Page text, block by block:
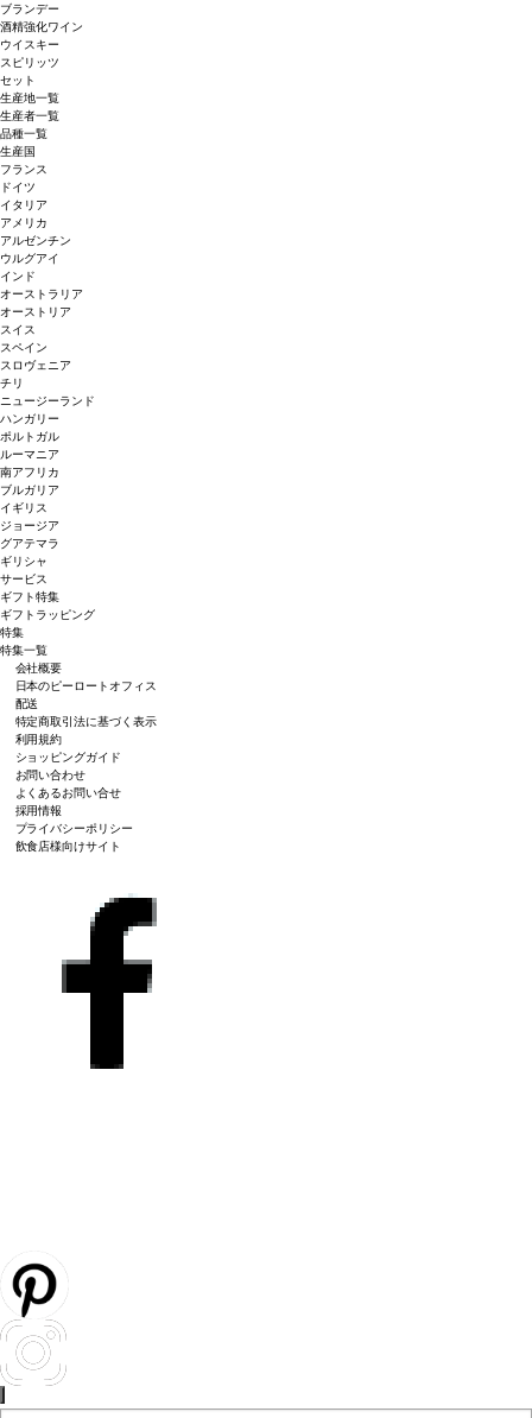
ブランデー
酒精強化ワイン
ウイスキー
スピリッツ
セット
生産地一覧
生産者一覧
品種一覧
生産国
フランス
ドイツ
イタリア
アメリカ
アルゼンチン
ウルグアイ
インド
オーストラリア
オーストリア
スイス
スペイン
スロヴェニア
チリ
ニュージーランド
ハンガリー
ポルトガル
ルーマニア
南アフリカ
ブルガリア
イギリス
ジョージア
グアテマラ
ギリシャ
サービス
ギフト特集
ギフトラッピング
特集
特集一覧
会社概要
日本のピーロートオフィス
配送
特定商取引法に基づく表示
利用規約
ショッピングガイド
お問い合わせ
よくあるお問い合せ
採用情報
プライバシーポリシー
飲食店様向けサイト